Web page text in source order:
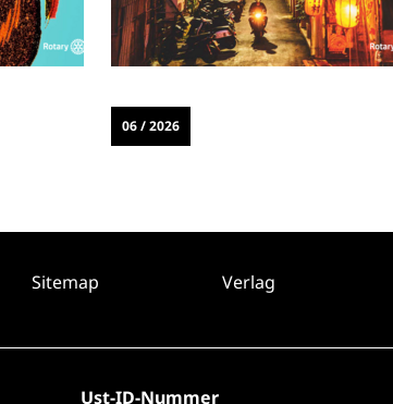
06 / 2026
Sitemap Verlag
Ust-ID-Nummer